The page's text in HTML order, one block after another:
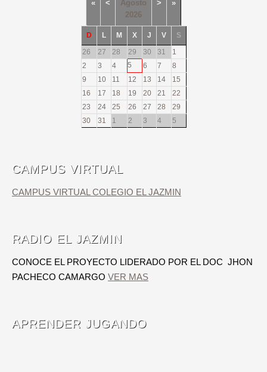
« <
Agosto
2026
> »
D L M X J V
S
26
27 28 29 30 31
1
2
3 4 5 6 7
8
9
10 11 12 13 14
15
16
17 18 19 20 21
22
23
24 25 26 27 28
29
30
31 1 2 3 4 5
CAMPUS VIRTUAL
CAMPUS VIRTUAL COLEGIO EL JAZMIN
RADIO EL JAZMIN
CONOCE EL PROYECTO LIDERADO POR EL DOC JHON
PACHECO CAMARGO VER MAS
APRENDER JUGANDO